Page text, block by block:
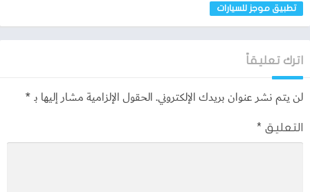
شاهد ايضاً
تحميل برنامج play diary
تطبيق موجز للسيارات
اترك تعليقاً
لن يتم نشر عنوان بريدك الإلكتروني.الحقول الإلزامية مشار إليها بـ*
التعليق *